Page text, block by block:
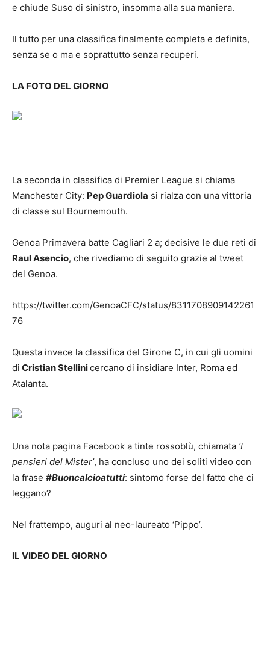
e chiude Suso di sinistro, insomma alla sua maniera.
Il tutto per una classifica finalmente completa e definita,
senza se o ma e soprattutto senza recuperi.
LA FOTO DEL GIORNO
La seconda in classifica di Premier League si chiama
Manchester City: Pep Guardiola si rialza con una vittoria
di classe sul Bournemouth.
Genoa Primavera batte Cagliari 2 a; decisive le due reti di
Raul Asencio, che rivediamo di seguito grazie al tweet
del Genoa.
https://twitter.com/GenoaCFC/status/8311708909142261
76
Questa invece la classifica del Girone C, in cui gli uomini
di Cristian Stellinicercano di insidiare Inter, Roma ed
Atalanta.
Una nota pagina Facebook a tinte rossoblù, chiamata ‘I
pensieri del Mister’, ha concluso uno dei soliti video con
la frase #Buoncalcioatutti: sintomo forse del fatto che ci
leggano?
Nel frattempo, auguri al neo-laureato ‘Pippo’.
IL VIDEO DEL GIORNO